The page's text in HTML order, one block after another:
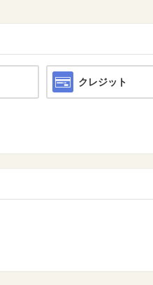
クレジット